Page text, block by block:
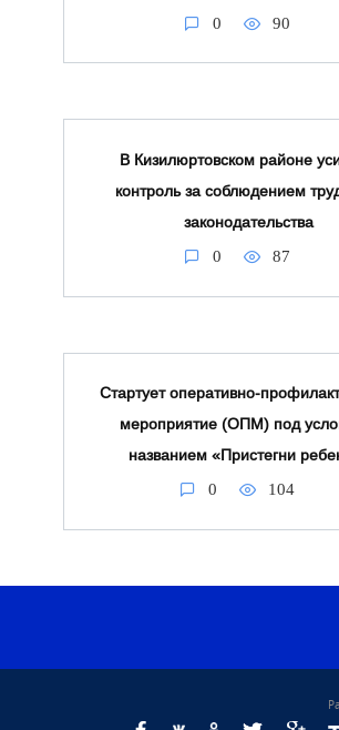
0 90
В Кизилюртовском районе
контроль за соблюдением
законодательства
0 87
Стартует оперативно-
мероприятие (ОПМ) под
названием «Пристегни
0 104